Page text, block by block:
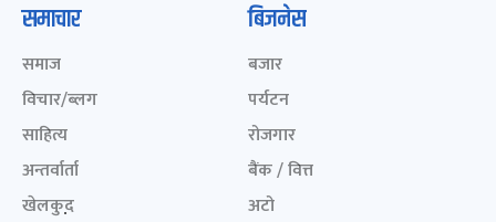
समाचार
समाज
विचार/ब्लग
साहित्य
अन्तर्वार्ता
खेलकुद़़
बिजनेस
बजार
पर्यटन
रोजगार
बैंक / वित्त
अटो